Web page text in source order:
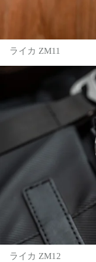
ライカ ZM11
ライカ ZM12